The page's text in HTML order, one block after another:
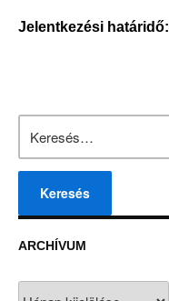
Jelentkezési határidő:
ARCHÍVUM